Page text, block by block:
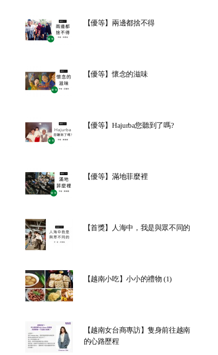
【優等】兩邊都捨不得
【優等】懷念的滋味
【優等】Hajurba您聽到了嗎?
【優等】滿地菲麼裡
【首獎】人海中，我是與眾不同的
【越南小吃】小小的禮物 (1)
【越南女台商專訪】隻身前往越南
的心路歷程